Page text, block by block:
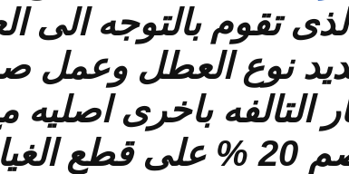
تقوم بالتوجه الى
نوع العطل وعمل
التالفه باخرى